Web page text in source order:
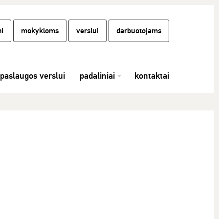
mokykloms verslui darbuotojams
paslaugos verslui padaliniai kontaktai